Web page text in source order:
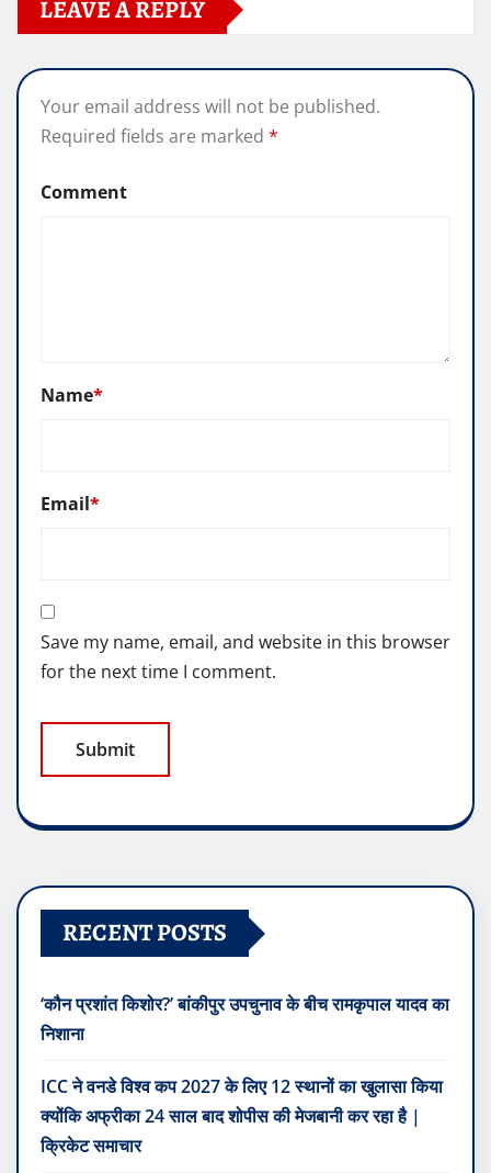
LEAVE A REPLY
Your email address will not be published.
Required fields are marked *
Comment
Name*
Email*
Save my name, email, and website in this browser
for the next time I comment.
RECENT POSTS
‘कौन प्रशांत किशोर?’ बांकीपुर उपचुनाव के बीच रामकृपाल यादव का
निशाना
ICC ने वनडे विश्व कप 2027 के लिए 12 स्थानों का खुलासा किया
क्योंकि अफ्रीका 24 साल बाद शोपीस की मेजबानी कर रहा है |
क्रिकेट समाचार